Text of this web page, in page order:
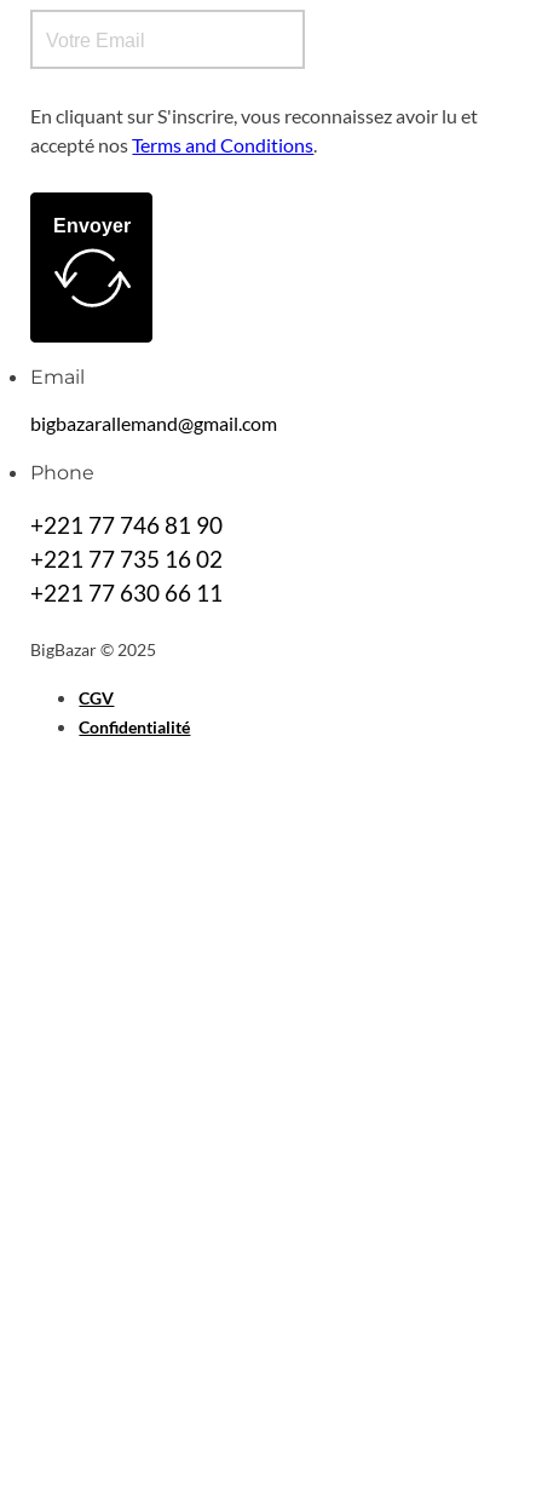
En cliquant sur S'inscrire, vous reconnaissez avoir lu et
accepté nosTerms and Conditions.
Envoyer
Email
bigbazarallemand@gmail.com
Phone
+221 77 746 81 90
+221 77 735 16 02
+221 77 630 66 11
BigBazar © 2025
CGV
Confidentialité